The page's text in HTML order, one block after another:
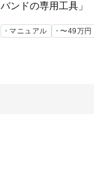
バンドの専用工具」
マニュアル 〜49万円